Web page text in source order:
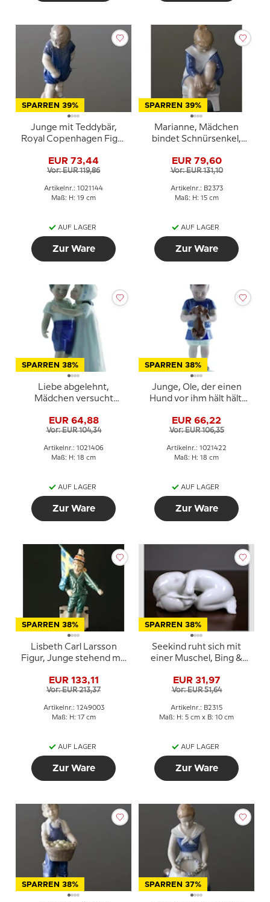
SPARREN 39%
Junge mit Teddybär,
Royal Copenhagen Figur
EUR 73,44
Vor: EUR 119,86
Artikelnr.: 1021144
Maß: H: 19 cm
AUF LAGER
Zur Ware
SPARREN 39%
Marianne, Mädchen
bindet Schnürsenkel,
Nr. 491 oder 2373
EUR 79,60
Vor: EUR 131,10
Artikelnr.: B2373
Maß: H: 15 cm
AUF LAGER
Zur Ware
SPARREN 38%
Liebe abgelehnt,
Mädchen versucht
Gröndahl Figur Nr. 1614
oder 406
EUR 64,88
Vor: EUR 104,34
Artikelnr.: 1021406
Maß: H: 18 cm
AUF LAGER
Zur Ware
SPARREN 38%
Junge, Ole, der einen
Hund vor ihm hält hält.
Nr. 1747 oder 422
EUR 66,22
Vor: EUR 106,35
Artikelnr.: 1021422
Maß: H: 18 cm
AUF LAGER
Zur Ware
SPARREN 38%
Lisbeth Carl Larsson
Figur, Junge stehend mit
Royal Copenhagen Figur
Nr. 003
EUR 133,11
Vor: EUR 213,37
Artikelnr.: 1249003
Maß: H: 17 cm
AUF LAGER
Zur Ware
SPARREN 38%
Seekind ruht sich mit
einer Muschel, Bing &
oder 2315
EUR 31,97
Vor: EUR 51,64
Artikelnr.: B2315
Maß: H: 5 cm x B: 10 cm
AUF LAGER
Zur Ware
SPARREN 38% SPARREN 37%